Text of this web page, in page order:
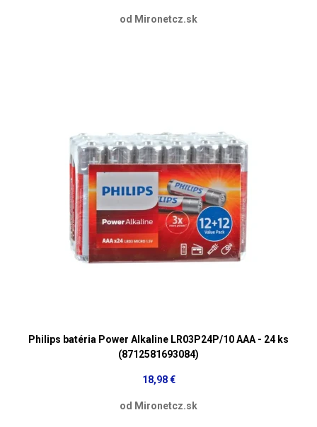
od Mironetcz.sk
Philips batéria Power Alkaline LR03P24P/10 AAA - 24 ks
(8712581693084)
18,98 €
od Mironetcz.sk